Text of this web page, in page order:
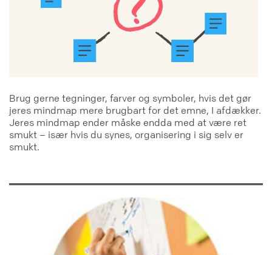
Brug gerne tegninger, farver og symboler, hvis det gør
jeres mindmap mere brugbart for det emne, I afdækker.
Jeres mindmap ender måske endda med at være ret
smukt – især hvis du synes, organisering i sig selv er
smukt.